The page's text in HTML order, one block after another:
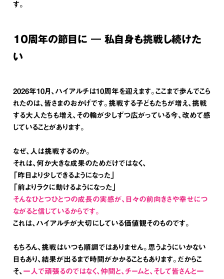
す。
10周年の節目に ― 私自身も挑戦し続けた
い
2026年10月、ハイアルチは10周年を迎えます。ここまで歩んでこら
れたのは、皆さまのおかげです。挑戦する子どもたちが増え、挑戦
する大人たちも増え、その輪が少しずつ広がっている今、改めて感
じていることがあります。
なぜ、人は挑戦するのか。
それは、何か大きな成果のためだけではなく、
「昨日より少しできるようになった」
「前よりラクに動けるようになった」
そんなひとつひとつの成長の実感が、日々の前向きさや幸せにつ
ながると信じているからです。
これは、ハイアルチが大切にしている価値観そのものです。
もちろん、挑戦はいつも順調ではありません。思うようにいかない
日もあり、結果が出るまで時間がかかることもあります。だからこ
そ、 一人で頑張るのではなく、仲間と、チームと、そして皆さんと一